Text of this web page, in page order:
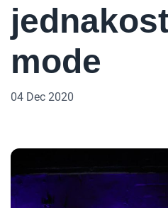
mode
04 Dec 2020